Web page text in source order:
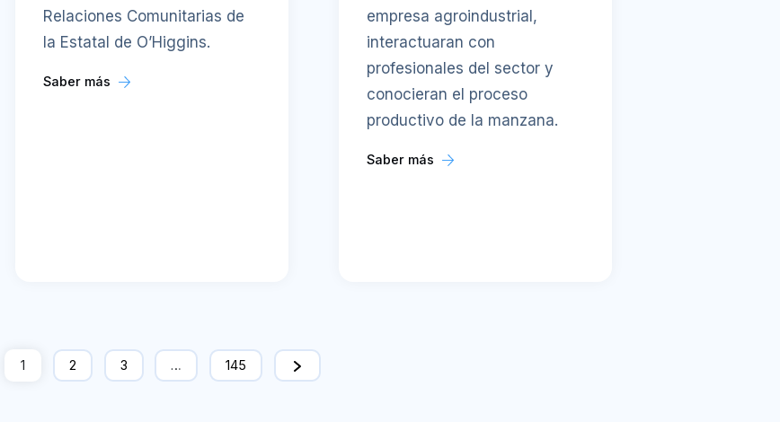
Relaciones Comunitarias de
la Estatal de O’Higgins.
Saber más
empresa agroindustrial,
interactuaran con
profesionales del sector y
conocieran el proceso
productivo de la manzana.
Saber más
1 2 3 … 145